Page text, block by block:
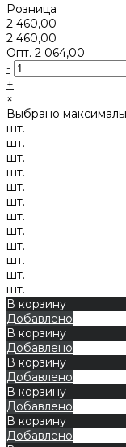
Розница
2 460,00
2 460,00
Опт. 2 064,00
-
+
×
Выбрано
шт.
шт.
шт.
шт.
шт.
шт.
шт.
шт.
шт.
шт.
шт.
шт.
В корзину
Добавлено
В корзину
Добавлено
В корзину
Добавлено
В корзину
Добавлено
В корзину
Добавлено